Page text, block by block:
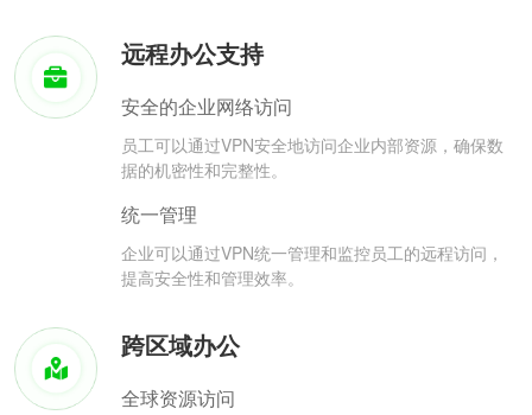
远程办公支持
安全的企业网络访问
员工可以通过VPN安全地访问企业内部资源，确保数
据的机密性和完整性。
统一管理
企业可以通过VPN统一管理和监控员工的远程访问，
提高安全性和管理效率。
跨区域办公
全球资源访问